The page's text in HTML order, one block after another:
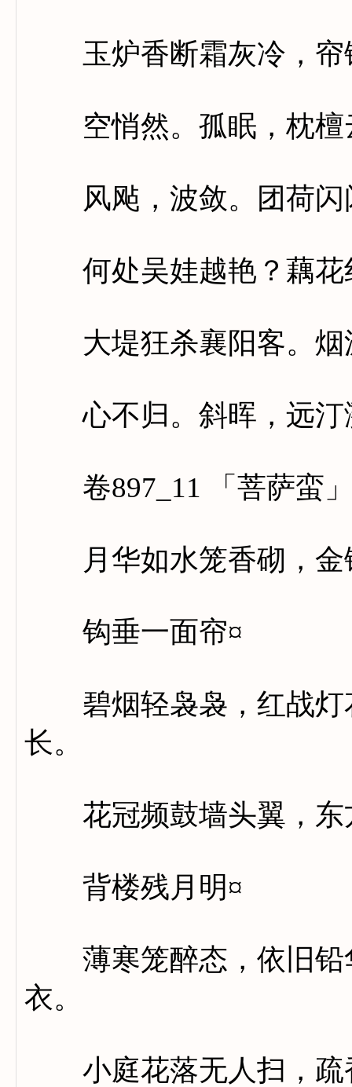
玉炉香断霜灰冷，帘
空悄然。孤眠，枕檀
风飐，波敛。团荷闪
何处吴娃越艳？藕花
大堤狂杀襄阳客。烟
心不归。斜晖，远汀
卷897_11 「菩萨蛮
月华如水笼香砌，金
钩垂一面帘¤
碧烟轻袅袅，红战灯
长。
花冠频鼓墙头翼，东
背楼残月明¤
薄寒笼醉态，依旧铅
衣。
小庭花落无人扫，疏